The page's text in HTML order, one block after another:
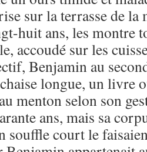
sur la terrasse de la
huit ans, les montre
accoudé sur les
Benjamin au
longue, un livre
menton selon son
ans, mais sa
souffle court le